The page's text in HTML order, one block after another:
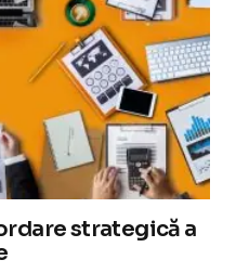
strategică a